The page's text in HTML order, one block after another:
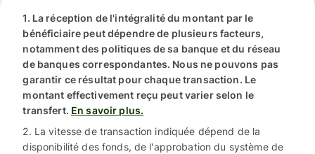
1. La réception de l'intégralité du montant par le
bénéficiaire peut dépendre de plusieurs facteurs,
notamment des politiques de sa banque et du réseau
de banques correspondantes. Nous ne pouvons pas
garantir ce résultat pour chaque transaction. Le
montant effectivement reçu peut varier selon le
transfert. En savoir plus.
2. La vitesse de transaction indiquée dépend de la
disponibilité des fonds, de l'approbation du système de